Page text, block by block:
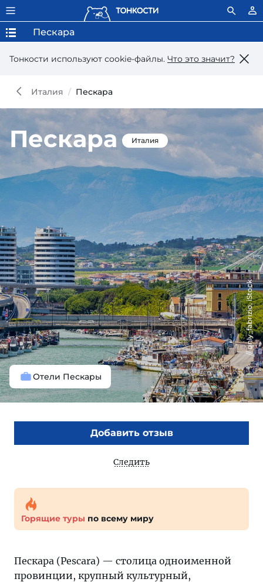
Тонкости используют сookie-файлы. Что это значит?
Пескара
Италия Пескара
Пескара Италия
Отели Пескары
only_fabrizio, iStock
Добавить отзыв
Следить
Горящие туры по всему миру
Пескара (Pescara) — столица одноименной
провинции, крупный культурный,